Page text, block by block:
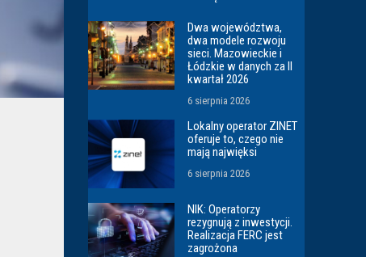
Dwa województwa,
dwa modele rozwoju
sieci. Mazowieckie i
Łódzkie w danych za II
kwartał 2026
6 sierpnia 2026
Lokalny operator ZINET
oferuje to, czego nie
mają najwięksi
6 sierpnia 2026
NIK: Operatorzy
rezygnują z inwestycji.
Realizacja FERC jest
zagrożona